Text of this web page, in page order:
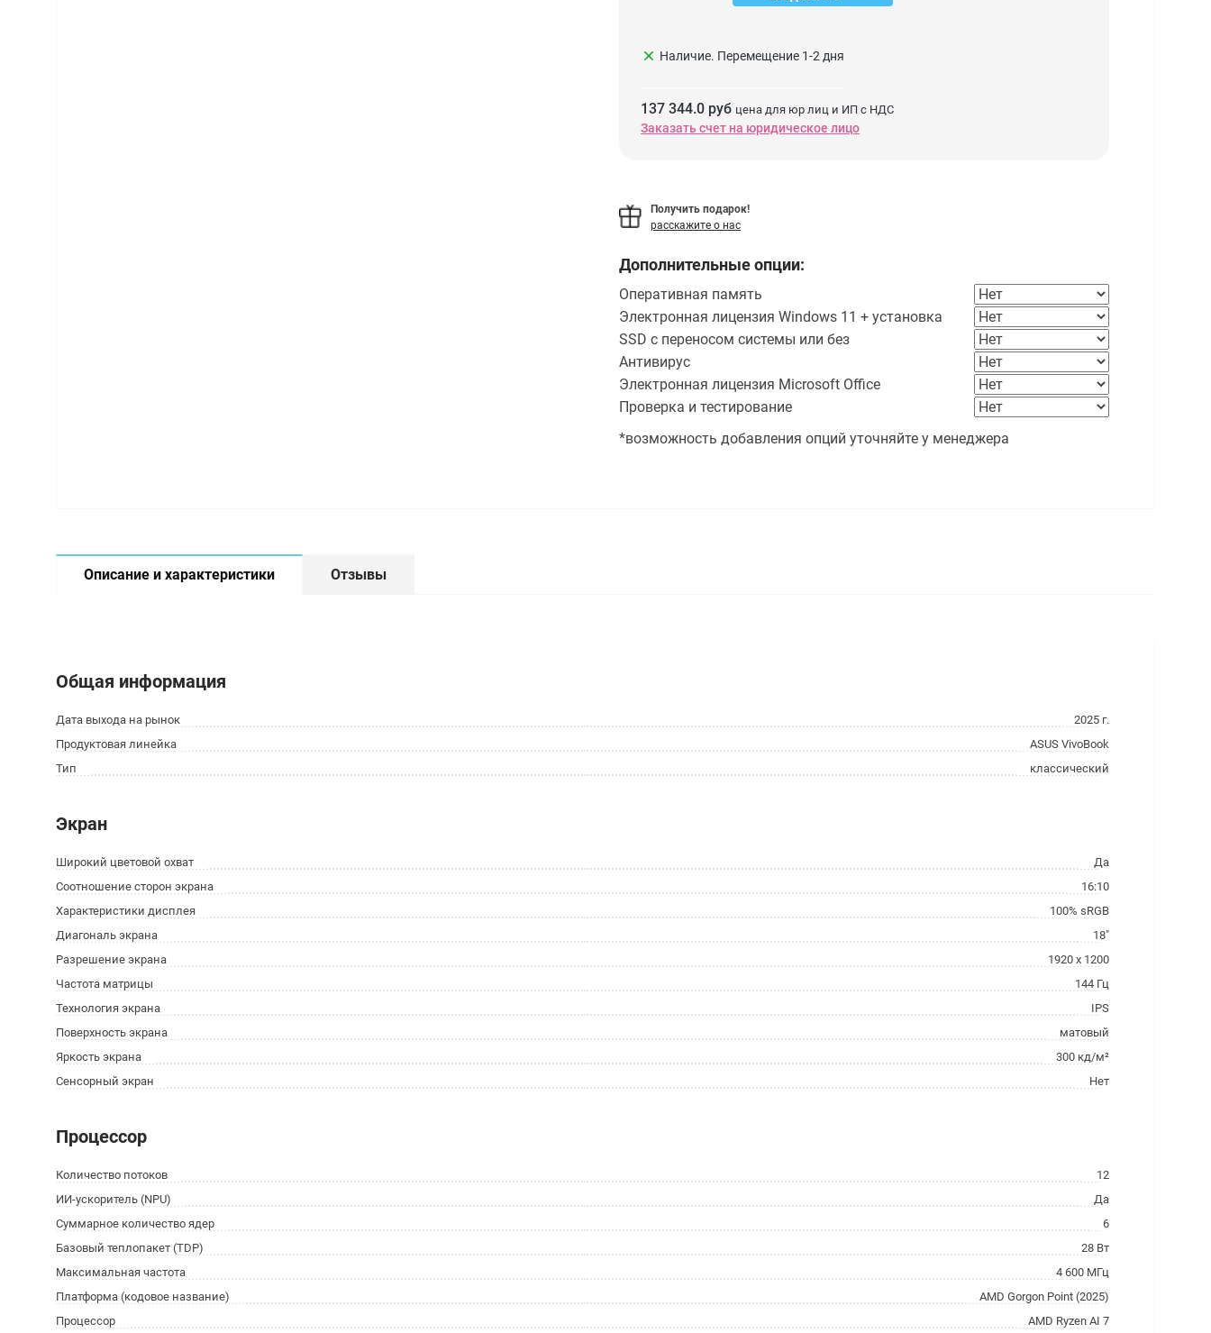
clear Наличие. Перемещение 1-2 дня
137 344.0 руб цена для юр лиц и ИП с НДС
Заказать счет на юридическое лицо
Получить подарок!
расскажите о нас
Дополнительные опции:
Оперативная память
Электронная лицензия Windows 11 + установка
SSD с переносом системы или без
Антивирус
Электронная лицензия Microsoft Office
Проверка и тестирование
*возможность добавления опций уточняйте у менеджера
Описание и характеристики Отзывы
Общая информация
Дата выхода на рынок
2025 г.
Продуктовая линейка
ASUS VivoBook
Тип
классический
Экран
Широкий цветовой охват
Да
Соотношение сторон экрана
16:10
Характеристики дисплея
100% sRGB
Диагональ экрана
18"
Разрешение экрана
1920 x 1200
Частота матрицы
144 Гц
Технология экрана
IPS
Поверхность экрана
матовый
Яркость экрана
300 кд/м²
Сенсорный экран
Нет
Процессор
Количество потоков
12
ИИ-ускоритель (NPU)
Да
Суммарное количество ядер
6
Базовый теплопакет (TDP)
28 Вт
Максимальная частота
4 600 МГц
Платформа (кодовое название)
AMD Gorgon Point (2025)
Процессор
AMD Ryzen AI 7